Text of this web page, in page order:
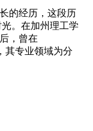
的经历，这段历
。在加州理工学
，曾在
其专业领域为分